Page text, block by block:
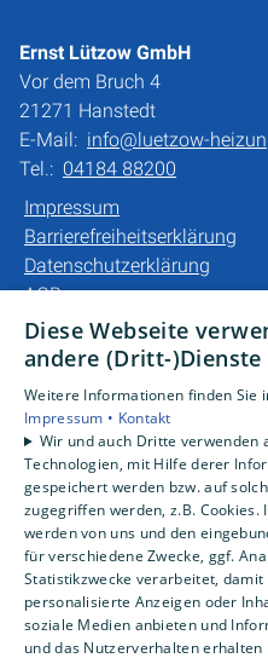
Ernst Lützow GmbH
Vor dem Bruch 4
21271 Hanstedt
E-Mail: info@luetzow-
Tel.: 04184 88200
Impressum
Barrierefreiheitserklärung
Datenschutzerklärung
AGB
Unsere Bereiche
Gewerbekunden
Karriere
Unternehmen
Kontakt
Diese Webseite
andere (Dritt-)Dienste
Weitere Informationen finden Sie
Impressum • Kontakt
Wir und auch Dritte verwenden
Technologien, mit Hilfe derer
gespeichert werden bzw. auf
zugegriffen werden, z.B.
werden von uns und den
für verschiedene Zwecke, ggf.
Statistikzwecke verarbeitet,
personalisierte Anzeigen oder
soziale Medien anbieten und
und das Nutzerverhalten erhalten